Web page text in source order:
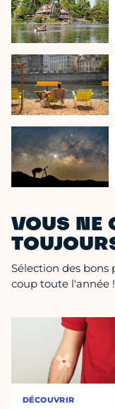
VOUS NE
Sélection des
coup toute l'année !
DÉCOUVRIR